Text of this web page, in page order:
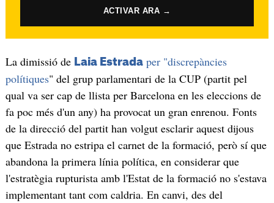
ACTIVAR ARA →
La dimissió de Laia Estradaper "discrepàncies
polítiques" del grup parlamentari de la CUP (partit pel
qual va ser cap de llista per Barcelona en les eleccions de
fa poc més d'un any) ha provocat un gran enrenou. Fonts
de la direcció del partit han volgut esclarir aquest dijous
que Estrada no estripa el carnet de la formació, però sí que
abandona la primera línia política, en considerar que
l'estratègia rupturista amb l'Estat de la formació no s'estava
implementant tant com caldria. En canvi, des del